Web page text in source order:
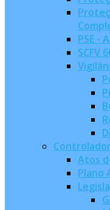
PSE -
SCFV
Atos
Plano